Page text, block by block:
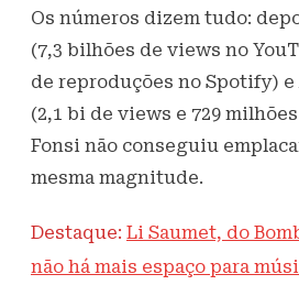
Os números dizem tudo:
(7,3 bilhões de views no
de reproduções no Spotify) e
(2,1 bi de views e 729
Fonsi não conseguiu
mesma magnitude.
Destaque: Li Saumet, do
não há mais espaço para